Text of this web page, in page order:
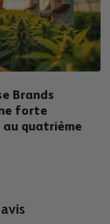
Brands
forte
au quatrième